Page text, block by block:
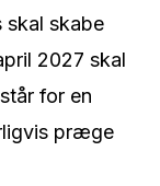
skal skabe
2027 skal
for en
præge